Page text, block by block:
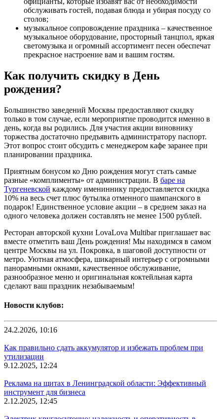
обслуживать гостей, подавая блюда и убирая посуду со
столов;
музыкальное сопровождение праздника – качественное
музыкальное оборудование, просторный танцпол, яркая
светомузыка и огромный ассортимент песен обеспечат
прекрасное настроение вам и вашим гостям.
Как получить скидку в День
рождения?
Большинство заведений Москвы предоставляют скидку
только в том случае, если мероприятие проводится именно в
день, когда вы родились. Для участия акции виновнику
торжества достаточно предъявить администратору паспорт.
Этот вопрос стоит обсудить с менеджером кафе заранее при
планировании праздника.
Приятным бонусом ко Дню рождения могут стать самые
разные «комплименты» от администрации. В баре на
Тургеневской каждому имениннику предоставляется скидка
10% на весь счет плюс бутылка отменного шампанского в
подарок! Единственное условие акции – в среднем заказ на
одного человека должен составлять не менее 1500 рублей.
Ресторан авторской кухни LovaLova Multibar приглашает вас
вместе отметить ваш День рождения! Мы находимся в самом
центре Москвы на ул. Покровка, в шаговой доступности от
метро. Уютная атмосфера, шикарный интерьер с огромными
панорамными окнами, качественное обслуживание,
разнообразное меню и оригинальная коктейльная карта
сделают ваш праздник незабываемым!
Новости клубов:
24.2.2026, 10:16
Как правильно сдать аккумулятор и избежать проблем при
утилизации
9.12.2025, 12:24
Реклама на щитах в Ленинградской области: Эффективный
инструмент для бизнеса
2.12.2025, 12:45